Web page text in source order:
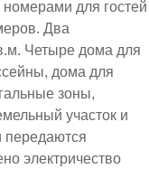
для гостей
Два
Четыре дома для
дома для
зоны,
участок и
передаются
электричество